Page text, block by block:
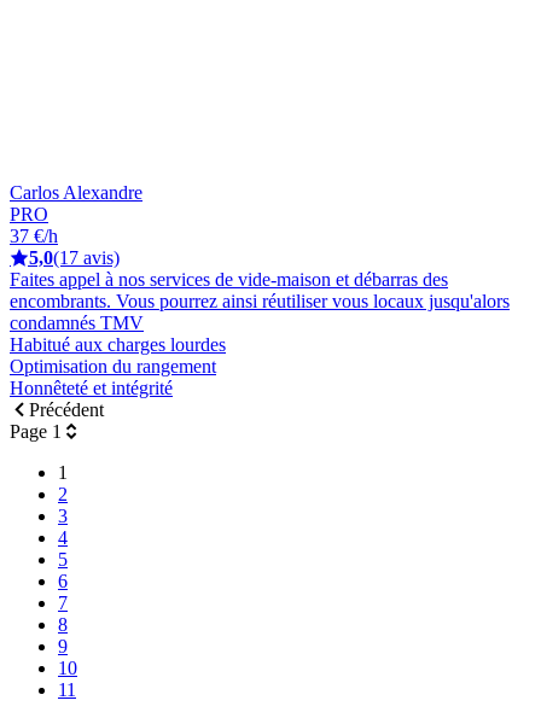
Carlos Alexandre
PRO
37 €/h
5,0(17 avis)
Faites appel à nos services de vide-maison et débarras des
encombrants. Vous pourrez ainsi réutiliser vous locaux jusqu'alors
condamnés TMV
Habitué aux charges lourdes
Optimisation du rangement
Honnêteté et intégrité
Précédent
Page 1
1
2
3
4
5
6
7
8
9
10
11